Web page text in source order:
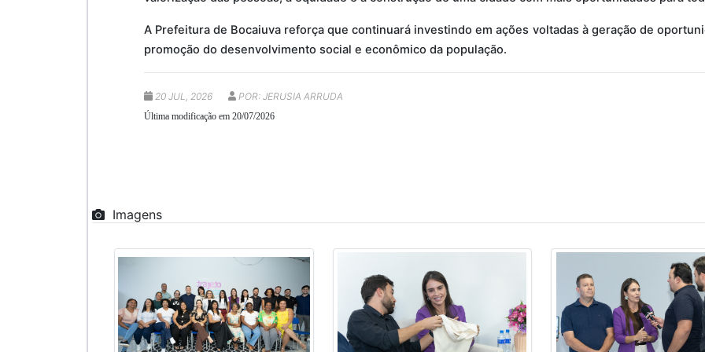
A Prefeitura de Bocaiuva reforça que continuará investindo em ações voltadas à geração de
promoção do desenvolvimento social e econômico da população.
20 JUL, 2026 POR: JERUSIA ARRUDA
Última modificação em 20/07/2026
Imagens